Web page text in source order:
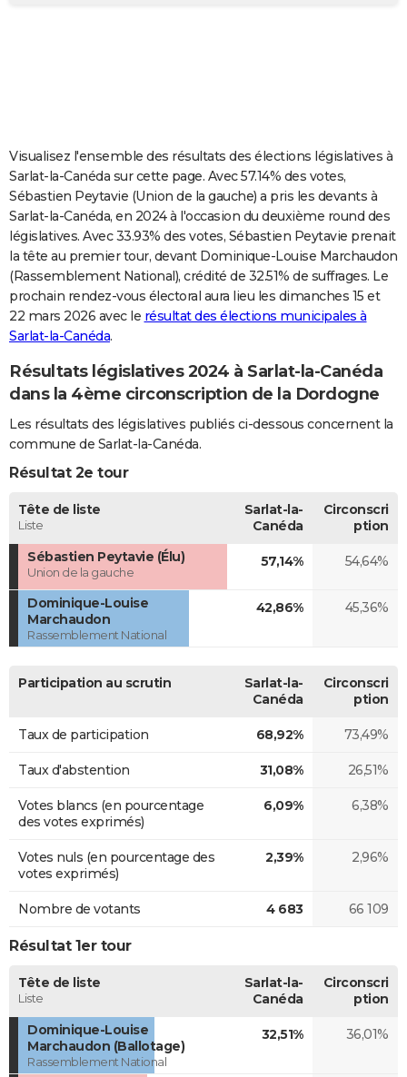
Carte de Noël
Carte Bonne année
Carte Saint-Valentin
Carte Pâques
Carte d'anniversaire
DICTIONNAIRE
Dictionnaire
Biographies
Citations
Expressions
Proverbes
PROGRAMME TV
COPAINS D'AVANT
S'inscrire
Se connecter
Lycées
Collèges
Primaires
Universités
Entreprises
Service militaire
Avis de recherche
AVIS DE DÉCÈS
FORUM
Visualisez l'ensemble des résultats des élections législatives à
Sarlat-la-Canéda sur cette page. Avec 57.14% des votes,
Sébastien Peytavie (Union de la gauche) a pris les devants à
Sarlat-la-Canéda, en 2024 à l'occasion du deuxième round des
législatives. Avec 33.93% des votes, Sébastien Peytavie prenait
la tête au premier tour, devant Dominique-Louise Marchaudon
(Rassemblement National), crédité de 32.51% de suffrages. Le
prochain rendez-vous électoral aura lieu les dimanches 15 et
22 mars 2026 avec le résultat des élections municipales à
Sarlat-la-Canéda.
Résultats législatives 2024 à Sarlat-la-Canéda
dans la 4ème circonscription de la Dordogne
Les résultats des législatives publiés ci-dessous concernent la
commune de Sarlat-la-Canéda.
Résultat 2e tour
Tête de liste
Liste
Sarlat-la-
Canéda
Circonscri
ption
Sébastien Peytavie (Élu)
Union de la gauche
57,14% 54,64%
Dominique-Louise
Marchaudon
Rassemblement National
42,86% 45,36%
Participation au scrutin
Sarlat-la-
Canéda
Circonscri
ption
Taux de participation 68,92% 73,49%
Taux d'abstention 31,08% 26,51%
Votes blancs (en pourcentage
des votes exprimés)
6,09% 6,38%
Votes nuls (en pourcentage des
votes exprimés)
2,39% 2,96%
Nombre de votants 4 683 66 109
Résultat 1er tour
Tête de liste
Liste
Sarlat-la-
Canéda
Circonscri
ption
Dominique-Louise
Marchaudon (Ballotage)
Rassemblement National
32,51% 36,01%